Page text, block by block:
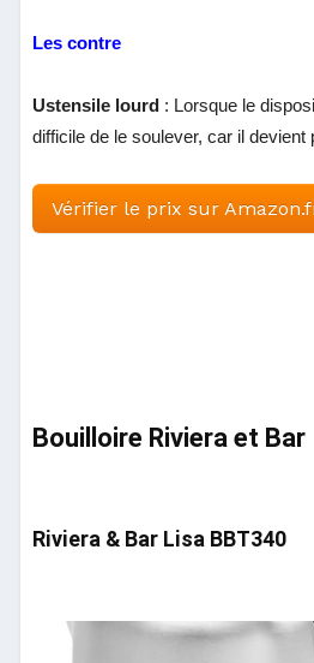
Les contre
Ustensile lourd : Lorsque le
difficile de le soulever, car il devient
Vérifier le prix sur
Bouilloire Riviera et Bar
Riviera & Bar Lisa BBT340